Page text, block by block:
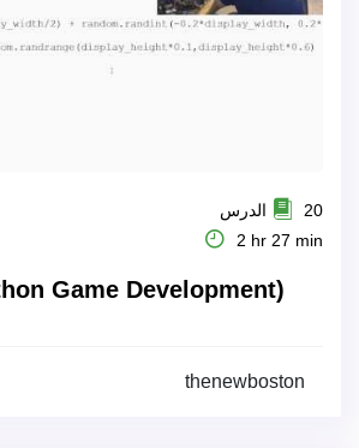
20 الدرس
2 hr 27 min
Game Development)
thenewboston